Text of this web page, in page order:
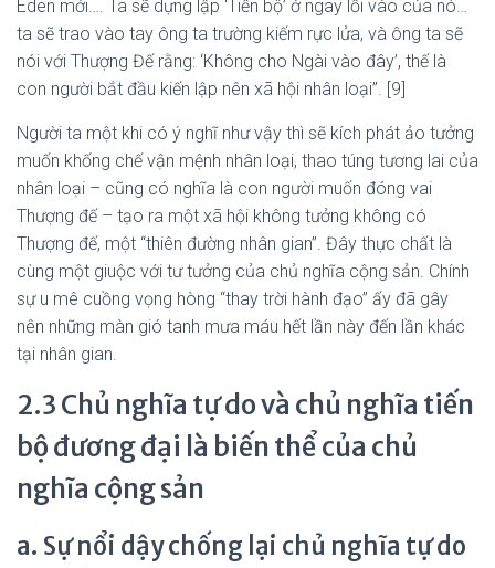
Eden mới…. Ta sẽ dựng lập ‘Tiến bộ’ ở ngay lối vào của nó…
ta sẽ trao vào tay ông ta trường kiếm rực lửa, và ông ta sẽ
nói với Thượng Đế rằng: ‘Không cho Ngài vào đây’, thế là
con người bắt đầu kiến lập nên xã hội nhân loại”. [9]
Người ta một khi có ý nghĩ như vậy thì sẽ kích phát ảo tưởng
muốn khống chế vận mệnh nhân loại, thao túng tương lai của
nhân loại – cũng có nghĩa là con người muốn đóng vai
Thượng đế – tạo ra một xã hội không tưởng không có
Thượng đế, một “thiên đường nhân gian”. Đây thực chất là
cùng một giuộc với tư tưởng của chủ nghĩa cộng sản. Chính
sự u mê cuồng vọng hòng “thay trời hành đạo” ấy đã gây
nên những màn gió tanh mưa máu hết lần này đến lần khác
tại nhân gian.
2.3 Chủ nghĩa tự do và chủ nghĩa tiến
bộ đương đại là biến thể của chủ
nghĩa cộng sản
a. Sự nổi dậy chống lại chủ nghĩa tự do